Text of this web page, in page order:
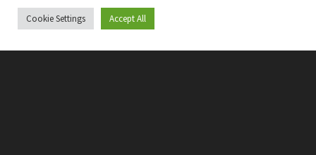
egyet, és mindenét felteszi annak érdekében, hogy
filmet készíthessen saját főszereplésével. A
blaxploitationműfaj ugyan aDolemite (1975)előtt is
Cookie Settings Accept All